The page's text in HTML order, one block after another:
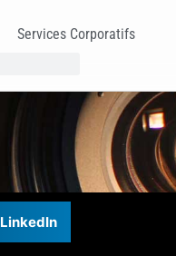
Services Corporatifs
LinkedIn